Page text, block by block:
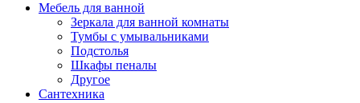
Мебель для ванной
Зеркала для ванной комнаты
Тумбы с умывальниками
Подстолья
Шкафы пеналы
Другое
Сантехника